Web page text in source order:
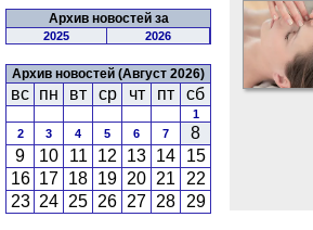
Архив новостей за
2025 2026
Архив новостей (Август 2026)
вс пн вт ср чт пт сб
1
2
3 4 5 6 7
8
9
10 11 12 13 14
15
16 17 18 19 20 21
22
23 24 25 26 27 28 29